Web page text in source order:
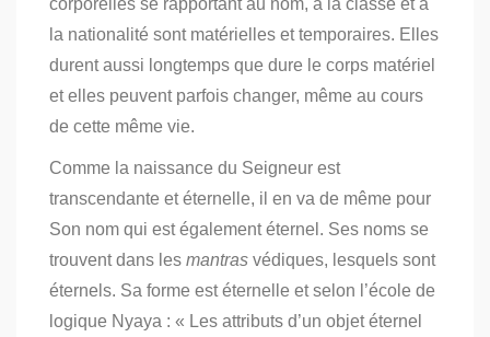
la nationalité sont matérielles et temporaires. Elles
durent aussi longtemps que dure le corps matériel
et elles peuvent parfois changer, même au cours
de cette même vie.
Comme la naissance du Seigneur est
transcendante et éternelle, il en va de même pour
Son nom qui est également éternel. Ses noms se
trouvent dans les mantras védiques, lesquels sont
éternels. Sa forme est éternelle et selon l’école de
logique Nyaya : « Les attributs d’un objet éternel